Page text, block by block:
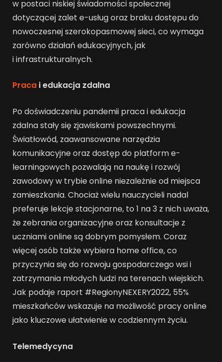
w postaci niskiej świadomości społecznej
dotyczącej zalet e-usług oraz braku dostępu do
nowoczesnej szerokopasmowej sieci, co wymaga
zarówno działań edukacyjnych, jak
i infrastrukturalnych.
Praca i edukacja zdalna
Po doświadczeniu pandemii praca i edukacja
zdalna stały się zjawiskami powszechnymi.
Światłowód, zaawansowane narzędzia
komunikacyjne oraz dostęp do platform e-
learningowych pozwalają na naukę i rozwój
zawodowy w trybie online niezależnie od miejsca
zamieszkania. Chociaż wielu nauczycieli nadal
preferuje lekcje stacjonarne, to 1 na 3 z nich uważa,
że zebrania organizacyjne oraz konsultacje z
uczniami online są dobrym pomysłem. Coraz
więcej osób także wybiera home office, co
przyczynia się do rozwoju gospodarczego wsi i
zatrzymania młodych ludzi na terenach wiejskich.
Jak podaje raport #RegionyNEXERY2022, 55%
mieszkańców wskazuje na możliwość pracy online
jako kluczowe ułatwienie w codziennym życiu.
Telemedycyna